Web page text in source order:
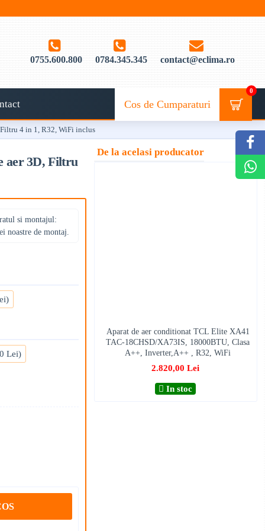
0755.600.800 0784.345.345 contact@eclima.ro
Cos de Cumparaturi
0
4 in 1, R32, WiFi inclus
aer 3D, Filtru
si montajul:
noastre de montaj.
Lei)
De la acelasi producator
Aparat de aer conditionat TCL Elite XA41
TAC-18CHSD/XA73IS, 18000BTU, Clasa
A++, Inverter,A++ , R32, WiFi
2.820,00 Lei
In stoc